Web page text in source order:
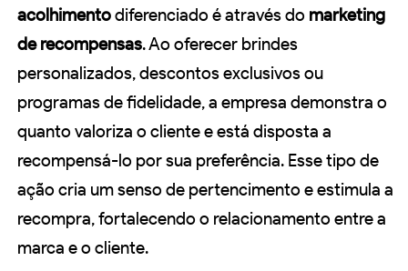
acolhimentodiferenciado é através do marketing
de recompensas. Ao oferecer brindes
personalizados, descontos exclusivos ou
programas de fidelidade, a empresa demonstra o
quanto valoriza o cliente e está disposta a
recompensá-lo por sua preferência. Esse tipo de
ação cria um senso de pertencimento e estimula a
recompra, fortalecendo o relacionamento entre a
marca e o cliente.